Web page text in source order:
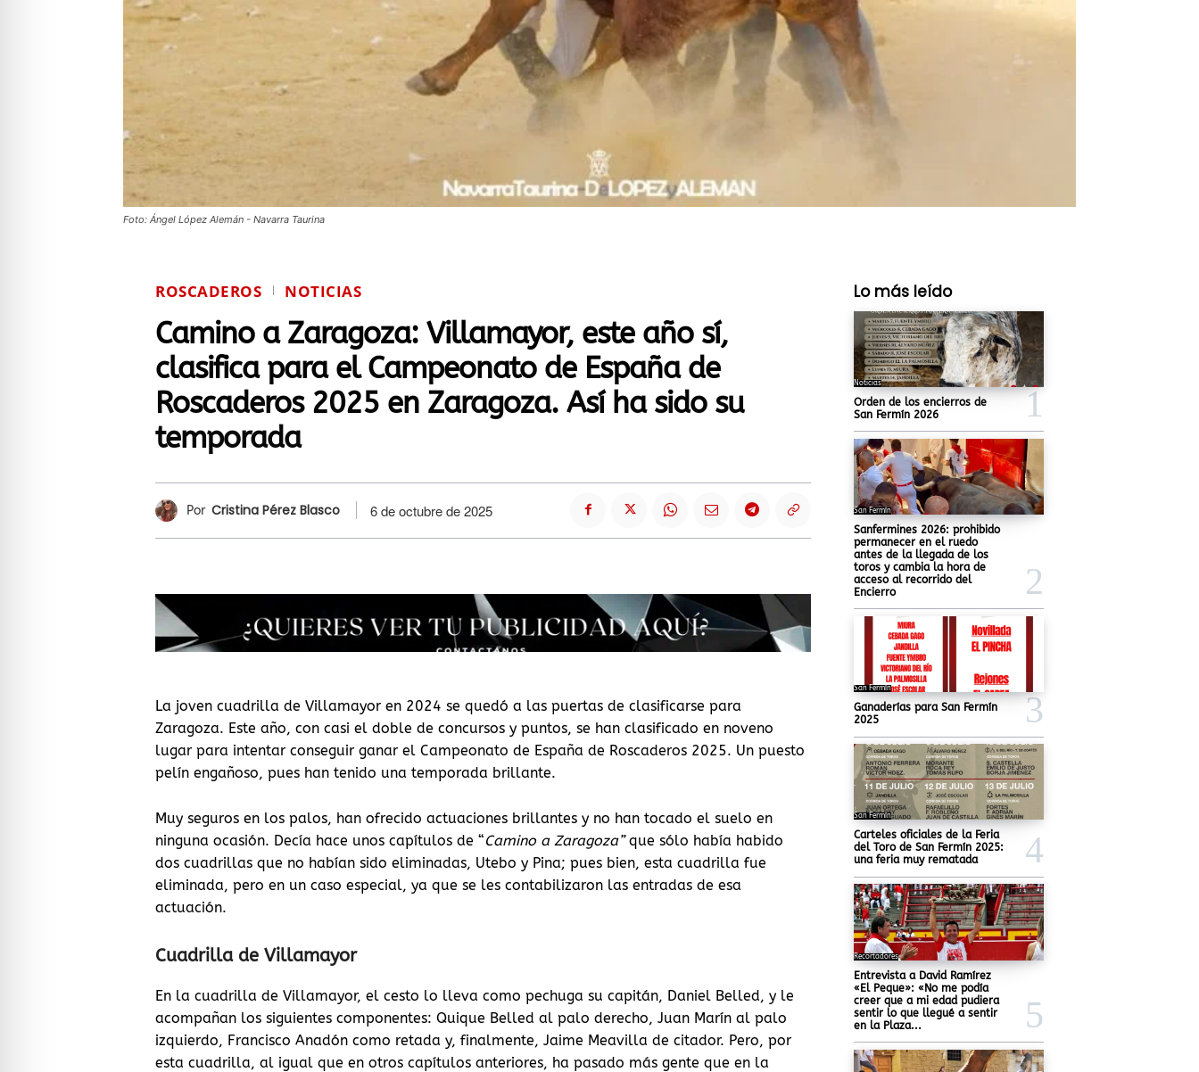
Foto: Ángel López Alemán - Navarra Taurina
ROSCADEROS NOTICIAS
Camino a Zaragoza: Villamayor, este año sí,
clasifica para el Campeonato de España de
Roscaderos 2025 en Zaragoza. Así ha sido su
temporada
Por Cristina Pérez Blasco 6 de octubre de 2025
La joven cuadrilla de Villamayor en 2024 se quedó a las puertas de clasificarse para
Zaragoza. Este año, con casi el doble de concursos y puntos, se han clasificado en noveno
lugar para intentar conseguir ganar el Campeonato de España de Roscaderos 2025. Un puesto
pelín engañoso, pues han tenido una temporada brillante.
Muy seguros en los palos, han ofrecido actuaciones brillantes y no han tocado el suelo en
ninguna ocasión. Decía hace unos capítulos de “Camino a Zaragoza”que sólo había habido
dos cuadrillas que no habían sido eliminadas, Utebo y Pina; pues bien, esta cuadrilla fue
eliminada, pero en un caso especial, ya que se les contabilizaron las entradas de esa
actuación.
Cuadrilla de Villamayor
En la cuadrilla de Villamayor, el cesto lo lleva como pechuga su capitán, Daniel Belled, y le
acompañan los siguientes componentes: Quique Belled al palo derecho, Juan Marín al palo
izquierdo, Francisco Anadón como retada y, finalmente, Jaime Meavilla de citador. Pero, por
esta cuadrilla, al igual que en otros capítulos anteriores, ha pasado más gente que en la
Lo más leído
Noticias
Orden de los encierros de
San Fermín 2026
San Fermín
Sanfermines 2026: prohibido
permanecer en el ruedo
antes de la llegada de los
toros y cambia la hora de
acceso al recorrido del
Encierro
San Fermín
Ganaderías para San Fermín
2025
San Fermín
Carteles oficiales de la Feria
del Toro de San Fermín 2025:
una feria muy rematada
Recortadores
Entrevista a David Ramírez
«El Peque»: «No me podía
creer que a mi edad pudiera
sentir lo que llegué a sentir
en la Plaza...